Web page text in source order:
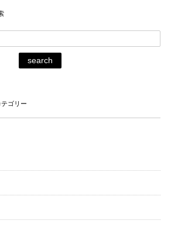
search
テゴリー